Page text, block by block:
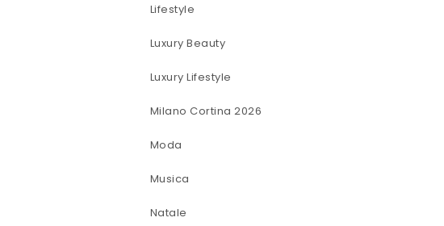
Lifestyle
Luxury Beauty
Luxury Lifestyle
Milano Cortina 2026
Moda
Musica
Natale